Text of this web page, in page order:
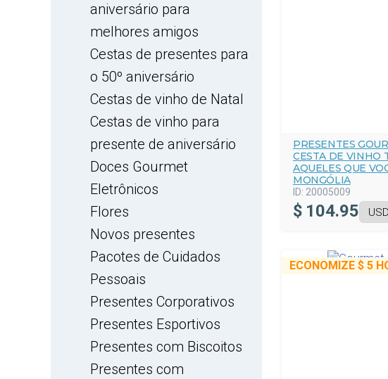
aniversário para
melhores amigos
Cestas de presentes para
o 50º aniversário
Cestas de vinho de Natal
Cestas de vinho para
presente de aniversário
Doces Gourmet
Eletrônicos
Flores
Novos presentes
Pacotes de Cuidados
Pessoais
Presentes Corporativos
Presentes Esportivos
Presentes com Biscoitos
Presentes com
PRESENTES
CESTA DE VINHO
AQUELES QUE
MONGÓLIA
ID: 20005009
$ 104.95
ECONOMIZE $ 5